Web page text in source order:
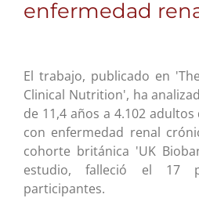
enfermedad
El trabajo, publicado en
Clinical Nutrition', ha
de 11,4 años a 4.102
con enfermedad renal
cohorte británica 'UK
estudio, falleció el 17
participantes.